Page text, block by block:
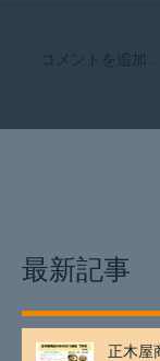
コメントを追加…
最新記事
正木屋